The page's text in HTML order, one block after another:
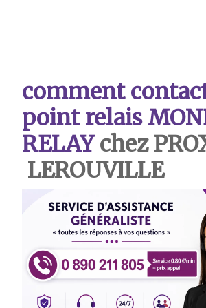
comment
point relais
RELAYchez
LEROUVILLE